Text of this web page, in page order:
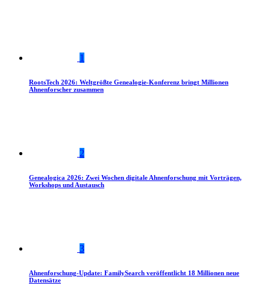
1
RootsTech 2026: Weltgrößte Genealogie-Konferenz bringt Millionen
Ahnenforscher zusammen
2
Genealogica 2026: Zwei Wochen digitale Ahnenforschung mit Vorträgen,
Workshops und Austausch
3
Ahnenforschung-Update: FamilySearch veröffentlicht 18 Millionen neue
Datensätze